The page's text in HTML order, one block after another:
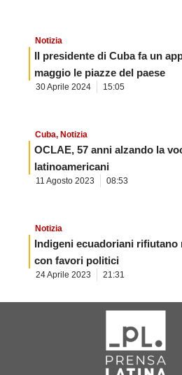
Notizia
Il presidente di Cuba fa un
maggio le piazze del paese
30 Aprile 2024 15:05
Cuba, Notizia
OCLAE, 57 anni alzando la
latinoamericani
11 Agosto 2023 08:53
Notizia
Indigeni ecuadoriani rifiutano
con favori politici
24 Aprile 2023 21:31